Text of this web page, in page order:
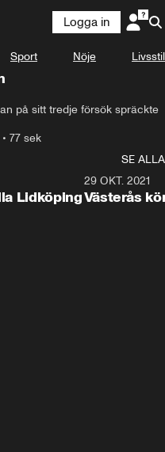
Logga in
Sport Nöje Livsstil
på sitt tredje försök spräckte
• 77 sek
SE ALLA
Lidköping
29 OKT. 2021
Västerås